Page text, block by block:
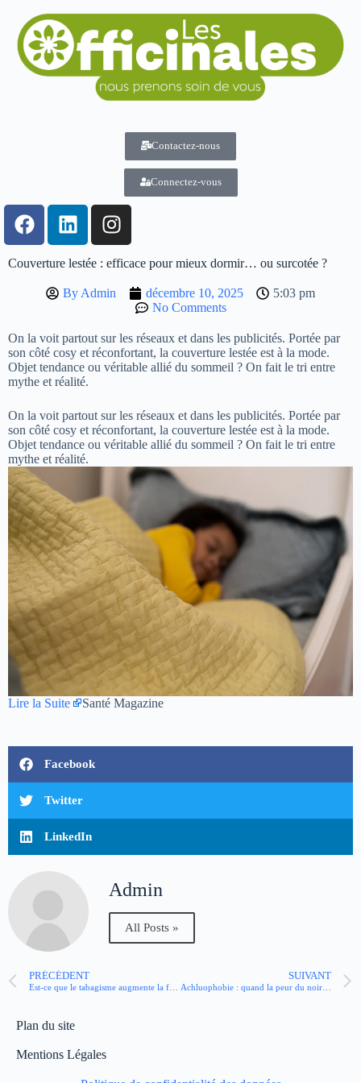
Contactez-nous
Connectez-vous
Couverture lestée : efficace pour mieux dormir… ou surcotée ?
By Admin décembre 10, 2025
5:03 pm
No Comments
On la voit partout sur les réseaux et dans les publicités. Portée par
son côté cosy et réconfortant, la couverture lestée est à la mode.
Objet tendance ou véritable allié du sommeil ? On fait le tri entre
mythe et réalité.
On la voit partout sur les réseaux et dans les publicités. Portée par
son côté cosy et réconfortant, la couverture lestée est à la mode.
Objet tendance ou véritable allié du sommeil ? On fait le tri entre
mythe et réalité.
Lire la Suite Santé Magazine
Facebook
Twitter
LinkedIn
Admin
All Posts »
PRÉCÉDENT
Est-ce que le tabagisme augmente la fatigue ?
SUIVANT
Achluophobie : quand la peur du noir devient envahissante…
Plan du site
Mentions Légales